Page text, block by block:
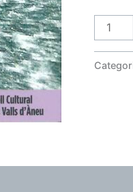
d’Àneu.